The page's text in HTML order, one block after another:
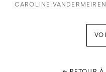
CAROLINE VANDERMEIREN